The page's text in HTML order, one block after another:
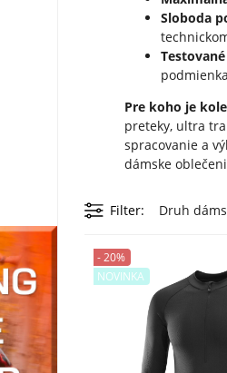
Sloboda
Pre koho je
preteky, ultra
spracovanie a
dámske
Filter Druh
- 20%
NOVINKA